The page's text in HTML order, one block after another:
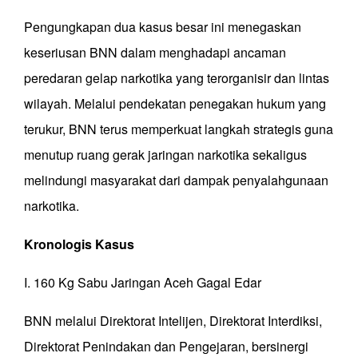
Pengungkapan dua kasus besar ini menegaskan
keseriusan BNN dalam menghadapi ancaman
peredaran gelap narkotika yang terorganisir dan lintas
wilayah. Melalui pendekatan penegakan hukum yang
terukur, BNN terus memperkuat langkah strategis guna
menutup ruang gerak jaringan narkotika sekaligus
melindungi masyarakat dari dampak penyalahgunaan
narkotika.
Kronologis Kasus
I. 160 Kg Sabu Jaringan Aceh Gagal Edar
BNN melalui Direktorat Intelijen, Direktorat Interdiksi,
Direktorat Penindakan dan Pengejaran, bersinergi